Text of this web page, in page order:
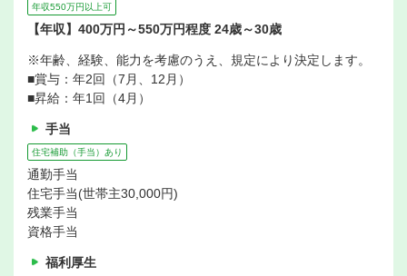
年収550万円以上可
【年収】400万円～550万円程度 24歳～30歳
※年齢、経験、能力を考慮のうえ、規定により決定します。
■賞与：年2回（7月、12月）
■昇給：年1回（4月）
手当
住宅補助（手当）あり
通勤手当
住宅手当(世帯主30,000円)
残業手当
資格手当
福利厚生